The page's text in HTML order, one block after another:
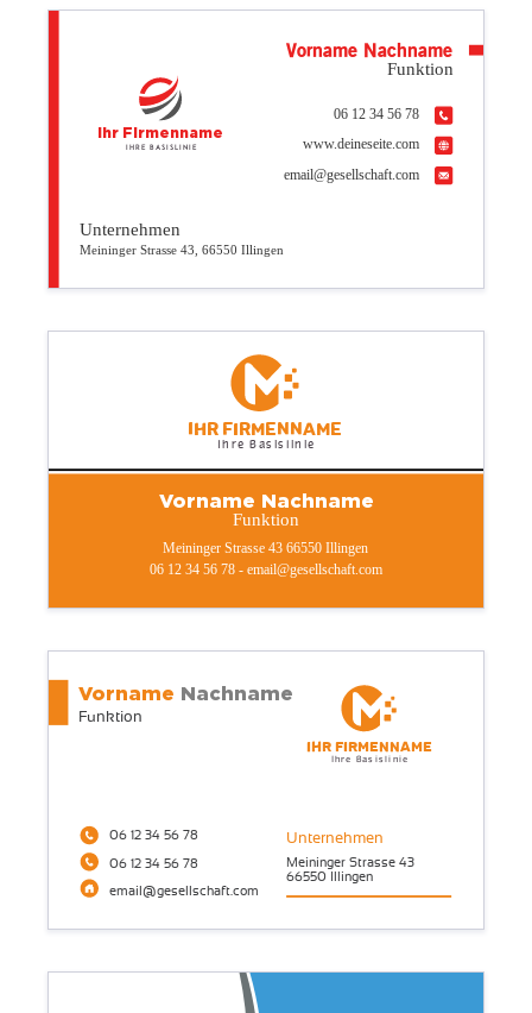
Unternehmen
Meininger Strasse 43, 66550 Illingen
www.deineseite.com
email@gesellschaft.com
Funktion
06 12 34 56 78
Vorname Nachname
Ihr Firmenname
Ihre Basislinie
Meininger Strasse 43 66550 Illingen
06 12 34 56 78 - email@gesellschaft.com
Vorname Nachname
Funktion
Ihr Firmenname
Ihre Basislinie
Meininger Strasse 43
66550 Illingen
Unternehmen
06 12 34 56 78
06 12 34 56 78
email@gesellschaft.com
Funktion
Vorname Nachname
Ihr Firmenname
Ihre Basislinie